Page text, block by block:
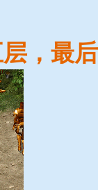
，最